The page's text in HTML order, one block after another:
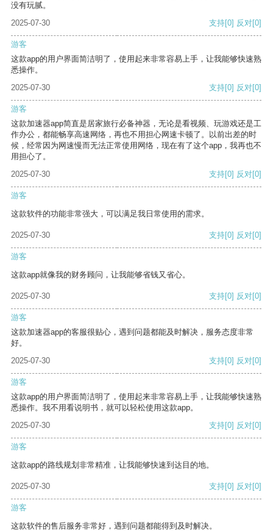
没有玩腻。
2025-07-30
支持[0] 反对[0]
游客
这款app的用户界面简洁明了，使用起来非常容易上手，让我能够快速熟
悉操作。
2025-07-30
支持[0] 反对[0]
游客
这款加速器app简直是居家旅行必备神器，无论是看视频、玩游戏还是工
作办公，都能畅享高速网络，再也不用担心网速卡顿了。以前出差的时
候，经常因为网速慢而无法正常使用网络，现在有了这个app，我再也不
用担心了。
2025-07-30
支持[0] 反对[0]
游客
这款软件的功能非常强大，可以满足我日常使用的需求。
2025-07-30 支持[0] 反对[0]
游客
这款app就像我的财务顾问，让我能够省钱又省心。
2025-07-30 支持[0] 反对[0]
游客
这款加速器app的客服很贴心，遇到问题都能及时解决，服务态度非常
好。
2025-07-30
支持[0] 反对[0]
游客
这款app的用户界面简洁明了，使用起来非常容易上手，让我能够快速熟
悉操作。我不用看说明书，就可以轻松使用这款app。
2025-07-30
支持[0] 反对[0]
游客
这款app的路线规划非常精准，让我能够快速到达目的地。
2025-07-30 支持[0] 反对[0]
游客
这款软件的售后服务非常好，遇到问题都能得到及时解决。